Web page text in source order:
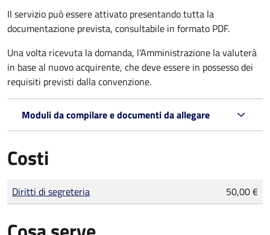
Il servizio può essere attivato presentando tutta la
documentazione prevista, consultabile in formato PDF.
Una volta ricevuta la domanda, l'Amministrazione la valuterà
in base al nuovo acquirente, che deve essere in possesso dei
requisiti previsti dalla convenzione.
Moduli da compilare e documenti da allegare
Costi
Tipo di pagamento
Importo
Diritti di segreteria 50,00 €